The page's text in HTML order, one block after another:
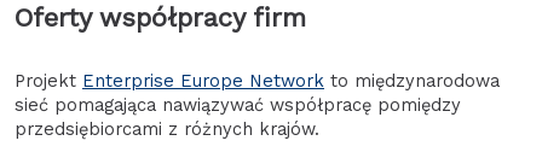
Oferty współpracy firm
Projekt Enterprise Europe Network to międzynarodowa
sieć pomagająca nawiązywać współpracę pomiędzy
przedsiębiorcami z różnych krajów.